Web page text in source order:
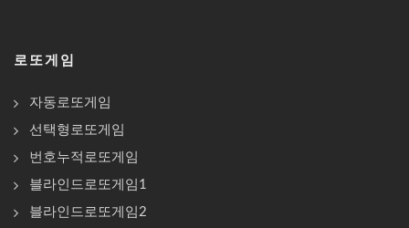
로또게임
자동로또게임
선택형로또게임
번호누적로또게임
블라인드로또게임1
블라인드로또게임2